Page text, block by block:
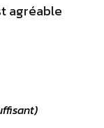
agréable